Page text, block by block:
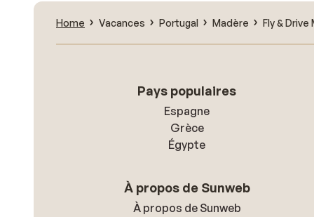
Home Vacances Portugal Madère Fly & Drive
Pays populaires
Espagne
Grèce
Égypte
À propos de Sunweb
À propos de Sunweb